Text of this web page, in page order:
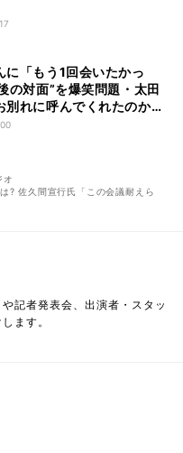
に「もう1回会いたかっ
対面”を爆笑問題・太田
別れに呼んでくれたのか
オ
? 佐久間宣行氏「この会議耐えら
記者発表会、出演者・スタッ
ます。